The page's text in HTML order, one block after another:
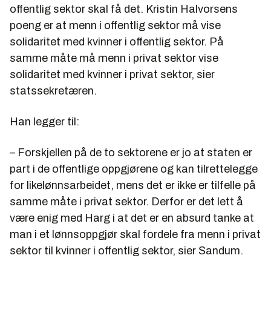
offentlig sektor skal få det. Kristin Halvorsens
poeng er at menn i offentlig sektor må vise
solidaritet med kvinner i offentlig sektor. På
samme måte må menn i privat sektor vise
solidaritet med kvinner i privat sektor, sier
statssekretæren.
Han legger til:
– Forskjellen på de to sektorene er jo at staten er
part i de offentlige oppgjørene og kan tilrettelegge
for likelønnsarbeidet, mens det er ikke er tilfelle på
samme måte i privat sektor. Derfor er det lett å
være enig med Harg i at det er en absurd tanke at
man i et lønnsoppgjør skal fordele fra menn i privat
sektor til kvinner i offentlig sektor, sier Sandum.